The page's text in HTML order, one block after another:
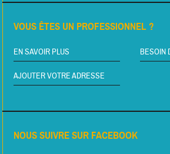
VOUS ÊTES UN PROFESSIONNEL ?
EN SAVOIR PLUS BESOIN
AJOUTER VOTRE ADRESSE
NOUS SUIVRE SUR FACEBOOK